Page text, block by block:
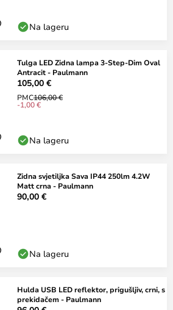
Na lageru
Tulga LED Zidna lampa 3-Step-Dim Oval
Antracit - Paulmann
105,00 €
PMC106,00 €
-1,00 €
Na lageru
Zidna svjetiljka Sava IP44 250lm 4.2W
Matt crna - Paulmann
90,00 €
Na lageru
Hulda USB LED reflektor, prigušljiv, crni, s
prekidačem - Paulmann